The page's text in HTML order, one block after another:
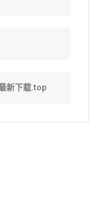
新下载.top